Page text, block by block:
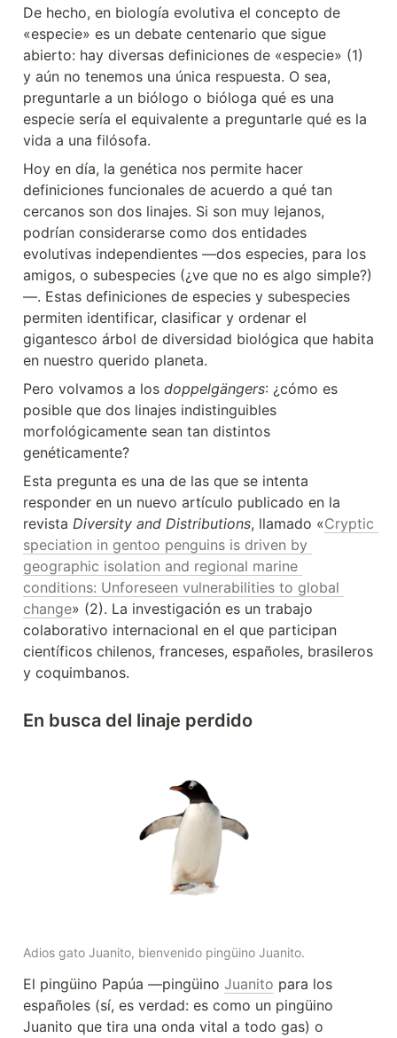
De hecho, en biología evolutiva el concepto de
«especie» es un debate centenario que sigue
abierto: hay diversas definiciones de «especie» (1)
y aún no tenemos una única respuesta. O sea,
preguntarle a un biólogo o bióloga qué es una
especie sería el equivalente a preguntarle qué es la
vida a una filósofa.
Hoy en día, la genética nos permite hacer
definiciones funcionales de acuerdo a qué tan
cercanos son dos linajes. Si son muy lejanos,
podrían considerarse como dos entidades
evolutivas independientes —dos especies, para los
amigos, o subespecies (¿ve que no es algo simple?)
—. Estas definiciones de especies y subespecies
permiten identificar, clasificar y ordenar el
gigantesco árbol de diversidad biológica que habita
en nuestro querido planeta.
Pero volvamos a los doppelgängers: ¿cómo es
posible que dos linajes indistinguibles
morfológicamente sean tan distintos
genéticamente?
Esta pregunta es una de las que se intenta
responder en un nuevo artículo publicado en la
revista Diversity and Distributions, llamado «Cryptic
speciation in gentoo penguins is driven by
geographic isolation and regional marine
conditions: Unforeseen vulnerabilities to global
change» (2). La investigación es un trabajo
colaborativo internacional en el que participan
científicos chilenos, franceses, españoles, brasileros
y coquimbanos.
En busca del linaje perdido
Adios gato Juanito, bienvenido pingüino Juanito.
El pingüino Papúa —pingüino Juanito para los
españoles (sí, es verdad: es como un pingüino